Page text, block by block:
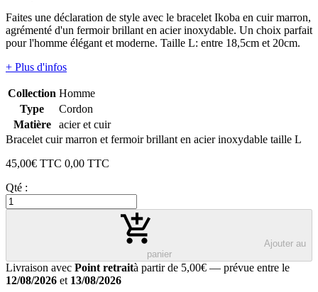
Faites une déclaration de style avec le bracelet Ikoba en cuir marron,
agrémenté d'un fermoir brillant en acier inoxydable. Un choix parfait
pour l'homme élégant et moderne. Taille L: entre 18,5cm et 20cm.
+ Plus d'infos
Collection Homme
Type
Cordon
Matière
acier et cuir
Bracelet cuir marron et fermoir brillant en acier inoxydable taille L
45,00€ TTC 0,00 TTC
Qté :
Ajouter au
panier
Livraison avec Point retraità partir de 5,00€ — prévue entre le
12/08/2026 et 13/08/2026